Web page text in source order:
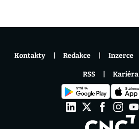
Kontakty Redakce Inzerce
RSS Kariéra